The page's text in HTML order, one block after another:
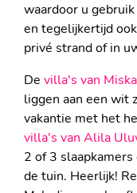
waardoor u
en tegelijkertijd
privé strand of in
De villa's van
liggen aan een wit
vakantie met het
villa's van Alila
2 of 3
de tuin. Heerlijk!